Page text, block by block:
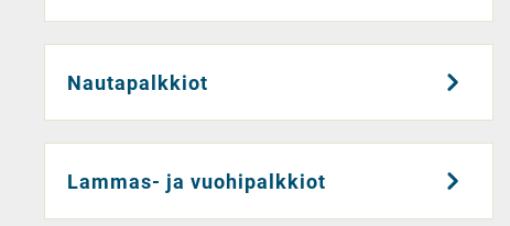
Nautapalkkiot
Lammas- ja vuohipalkkiot